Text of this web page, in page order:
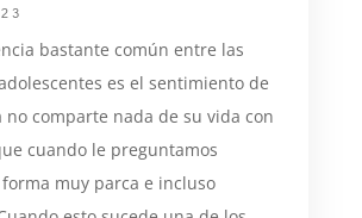
bastante común entre las
es el sentimiento de
no comparte nada de su vida con
cuando le preguntamos
muy parca e incluso